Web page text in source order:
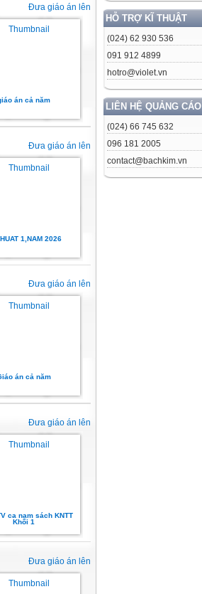
HỖ TRỢ KĨ THUẬT
(024) 62 930 536
091 912 4899
hotro@violet.vn
LIÊN HỆ QUẢNG CÁO
(024) 66 745 632
096 181 2005
contact@bachkim.vn
Đưa giáo án lên
án cả năm
Đưa giáo án lên
1,NAM 2026
Đưa giáo án lên
án cả năm
Đưa giáo án lên
ca nam sách KNTT
Khối 1
Đưa giáo án lên